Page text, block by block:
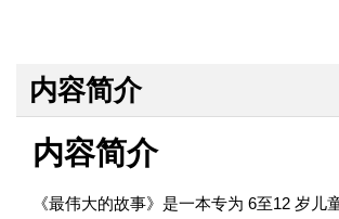
内容简介
内容简介
《最伟大的故事》是一本专为 6至12 岁儿